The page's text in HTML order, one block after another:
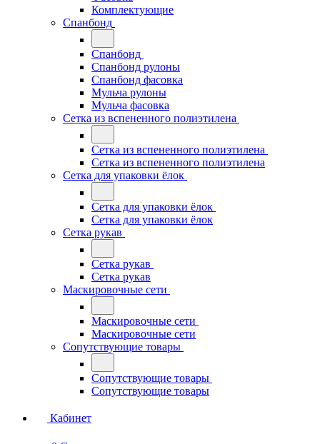
Комплектующие
Спанбонд
Спанбонд
Спанбонд рулоны
Спанбонд фасовка
Мульча рулоны
Мульча фасовка
Сетка из вспененного полиэтилена
Сетка из вспененного полиэтилена
Сетка из вспененного полиэтилена
Сетка для упаковки ёлок
Сетка для упаковки ёлок
Сетка для упаковки ёлок
Сетка рукав
Сетка рукав
Сетка рукав
Маскировочные сети
Маскировочные сети
Маскировочные сети
Сопутствующие товары
Сопутствующие товары
Сопутствующие товары
Кабинет